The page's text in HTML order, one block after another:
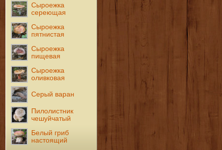
Сыроежка
сереющая
Сыроежка
пятнистая
Сыроежка
пищевая
Сыроежка
оливковая
Серый варан
Пилолистник
чешуйчатый
Белый гриб
настоящий